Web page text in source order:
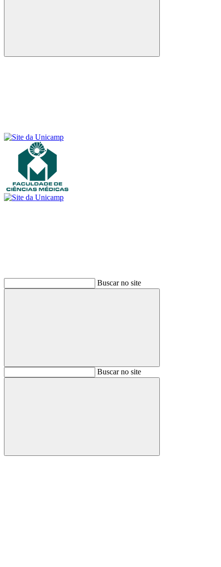
Buscar
Buscar no site
BuscarBuscar no site
Buscar